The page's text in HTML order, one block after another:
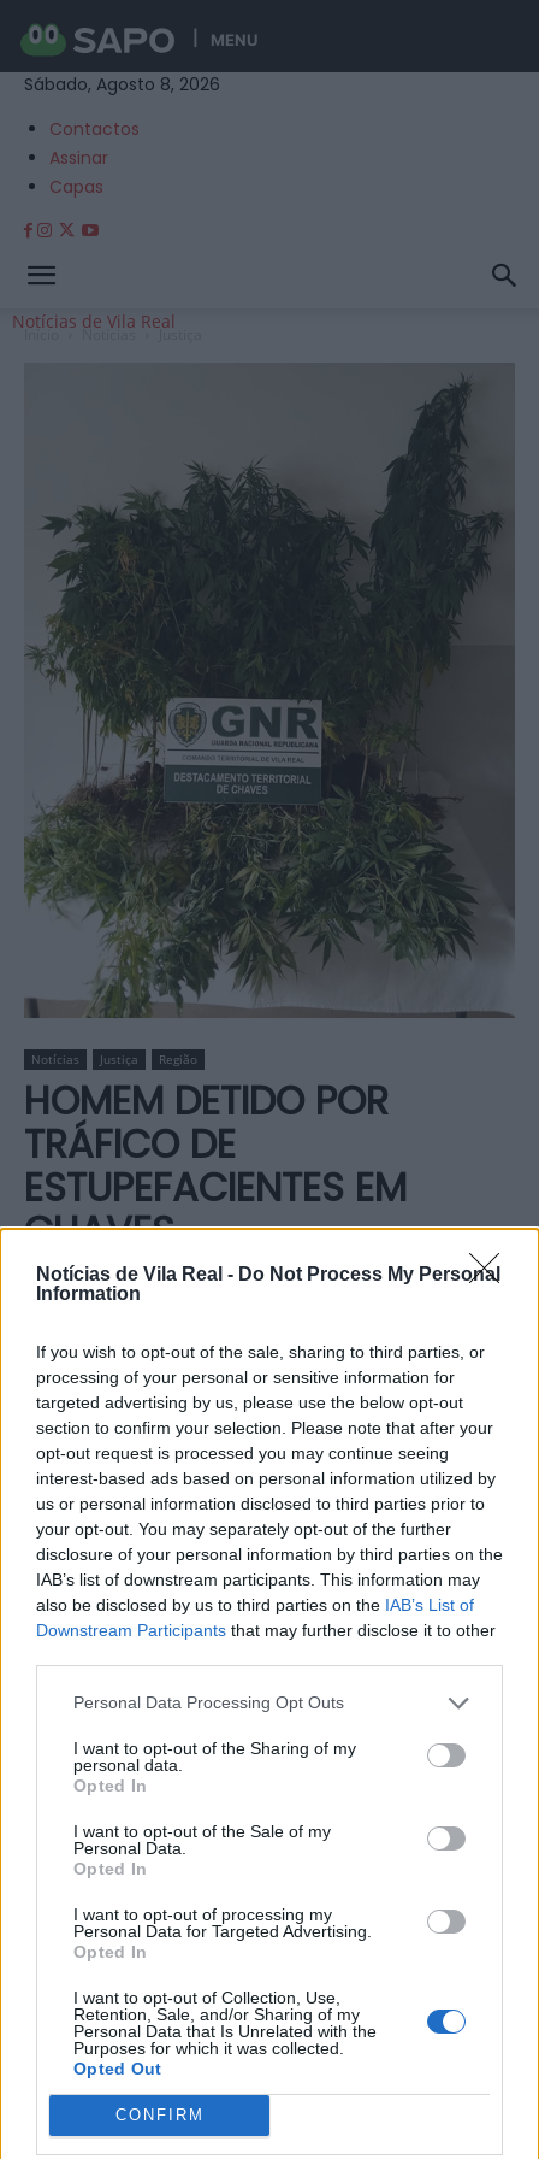
Notícias de Vila Real - Do Not Process My Personal
Information
If you wish to opt-out of the sale, sharing to third parties, or
processing of your personal or sensitive information for
targeted advertising by us, please use the below opt-out
section to confirm your selection. Please note that after your
opt-out request is processed you may continue seeing
interest-based ads based on personal information utilized by
us or personal information disclosed to third parties prior to
your opt-out. You may separately opt-out of the further
disclosure of your personal information by third parties on the
IAB’s list of downstream participants. This information may
also be disclosed by us to third parties on the IAB’s List of
Downstream Participants that may further disclose it to other
Personal Data Processing Opt Outs
I want to opt-out of the Sharing of my
personal data.
Opted In
I want to opt-out of the Sale of my
Personal Data.
Opted In
I want to opt-out of processing my
Personal Data for Targeted Advertising.
Opted In
I want to opt-out of Collection, Use,
Retention, Sale, and/or Sharing of my
Personal Data that Is Unrelated with the
Purposes for which it was collected.
Opted Out
CONFIRM
MENU
Sábado, Agosto 8, 2026
Contactos
Assinar
Capas
Notícias de Vila Real
Início Notícias Justiça
Notícias Justiça Região
HOMEM DETIDO POR
TRÁFICO DE
ESTUPEFACIENTES EM
CHAVES
Por NVR - 4 de Setembro, 2025
O Comando Territorial de Vila Real, através do Núcleo
de Investigação Criminal (NIC) de Chaves, ontem, dia
3 de setembro, deteve um homem de 36 anos por
tráfico de estupefacientes, na cidade de Chaves.
No âmbito de uma investigação, os militares da
Guarda aperceberam-se da existência de uma
plantação ilegal de canábis. Na sequência das
apreensão de 50 plantas de canábis e na detenção
do suspeito.
Tribunal Judicial de Chaves, para aplicação de
medidas de coação.
A ação contou com o reforço do Posto Territorial de
Chaves.
Artigo anterior
Vila Real recebe XXVII torneio
interfreguesias de futsal
elevador da Glória em Lisboa